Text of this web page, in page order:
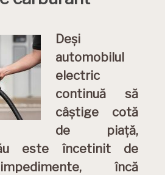
Deși
automobilul
electric
continuă să
câștige cotă
de piață,
este încetinit de
încă